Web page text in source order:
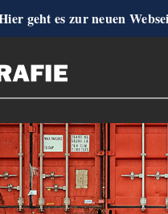
geht es zur neuen